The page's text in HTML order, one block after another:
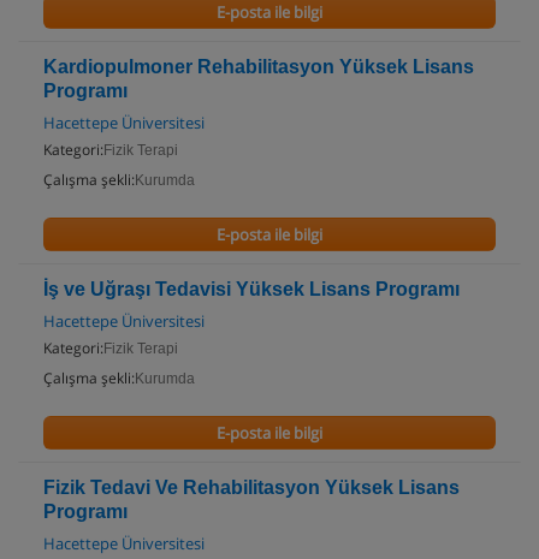
E-posta ile bilgi
Kardiopulmoner Rehabilitasyon Yüksek Lisans
Programı
Hacettepe Üniversitesi
Kategori: Fizik Terapi
Çalışma şekli: Kurumda
E-posta ile bilgi
İş ve Uğraşı Tedavisi Yüksek Lisans Programı
Hacettepe Üniversitesi
Kategori: Fizik Terapi
Çalışma şekli: Kurumda
E-posta ile bilgi
Fizik Tedavi Ve Rehabilitasyon Yüksek Lisans
Programı
Hacettepe Üniversitesi